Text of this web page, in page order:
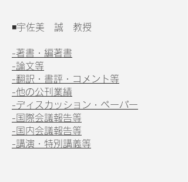
◾宇佐美 誠 教授
-著書・編著書
-論文等
-翻訳・書評・コメント等
-他の公刊業績
-ディスカッション・ペーパー
-国際会議報告等
-国内会議報告等
-講演・特別講義等